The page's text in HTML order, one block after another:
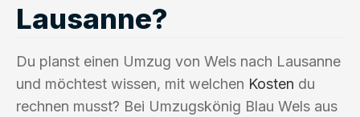
Lausanne?
Du planst einen Umzug von Wels nach Lausanne
und möchtest wissen, mit welchen Kosten du
rechnen musst? Bei Umzugskönig Blau Wels aus